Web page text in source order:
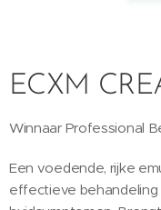
ECXM
Winnaar Professional
Een voedende, rijke
effectieve behandeling